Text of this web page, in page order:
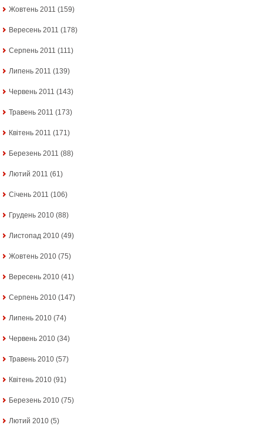
Жовтень 2011 (159)
Вересень 2011 (178)
Серпень 2011 (111)
Липень 2011 (139)
Червень 2011 (143)
Травень 2011 (173)
Квітень 2011 (171)
Березень 2011 (88)
Лютий 2011 (61)
Січень 2011 (106)
Грудень 2010 (88)
Листопад 2010 (49)
Жовтень 2010 (75)
Вересень 2010 (41)
Серпень 2010 (147)
Липень 2010 (74)
Червень 2010 (34)
Травень 2010 (57)
Квітень 2010 (91)
Березень 2010 (75)
Лютий 2010 (5)